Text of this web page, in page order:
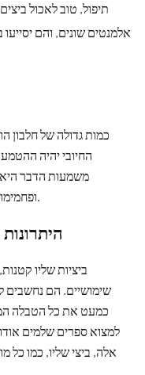
תיפול, טוב לאכול
אלמנטים שונים, והם
כמות גדולה של חלבון
משמעות הדבר היא
ופחמימות, שהם המקורות העיקריים לעודף המשקל.
ביציות שליו
שימושיים. הם נחשבים
כמעט את כל הטבלה
למצוא ספרים שלמים
אלה, ביצי שליו, כמו כל